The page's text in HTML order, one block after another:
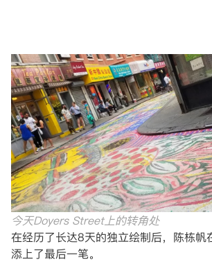
今天Doyers Street上的转角处
在经历了长达8天的独立绘制后，陈栋帆
添上了最后一笔。